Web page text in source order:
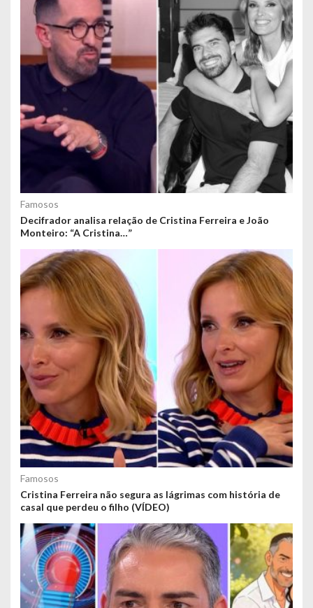
Famosos
Decifrador analisa relação de Cristina Ferreira e João
Monteiro: “A Cristina…”
Famosos
Cristina Ferreira não segura as lágrimas com história de
casal que perdeu o filho (VÍDEO)